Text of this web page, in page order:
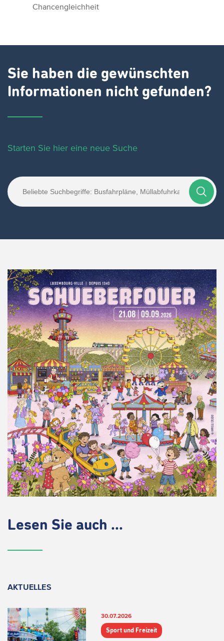
Chancengleichheit
Sie haben die gewünschten
Informationen nicht gefunden?
Starten Sie hier eine neue Suche
Lesen Sie auch ...
AKTUELLES
30.07.2026
Sport und Freizeit